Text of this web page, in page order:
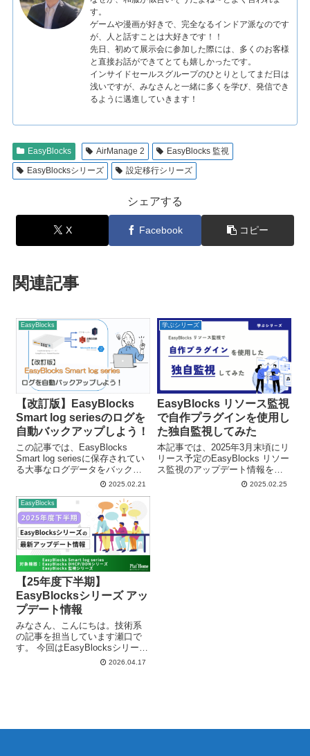
す。
ゲームや漫画が好きで、完全なるインドア派なのです
が、人と話すことは大好きです！！
先日、初めて展示会に参加した際には、多くのお客様
と直接お話ができてとても嬉しかったです。
インサイドセールスグループのひとりとしてまだ日は
浅いですが、みなさんと一緒に多くを学び、発信でき
るように邁進していきます！
EasyBlocks AirManage 2
EasyBlocks 監視
EasyBlocksシリーズ
設定移行シリーズ
シェアする
X Facebook コピー
関連記事
EasyBlocks
【改訂版】EasyBlocks
Smart log seriesのログを
自動バックアップしよう！
この記事では、EasyBlocks
Smart log seriesに保存されてい
る大事なログデータをバックア
ップする方法について紹介して
log seriesを運用していく上で…
今まで保存した...
2025.02.21
学ぶシリーズ
EasyBlocks リソース監視
で自作プラグインを使用し
た独自監視してみた
本記事では、2025年3月末頃にリ
リース予定のEasyBlocks リソー
ス監視のアップデート情報を先
行紹介します。EasyBlocks リソ
2025.02.25
EasyBlocks
【25年度下半期】
EasyBlocksシリーズ アッ
プデート情報
みなさん、こんにちは。技術系
の記事を担当しています瀬口で
す。 今回はEasyBlocksシリーズ
向けに、2025年度下半期にリリ
2026.04.17